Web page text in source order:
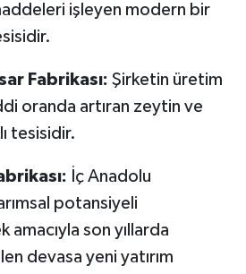
işleyen modern bir
Fabrikası: Şirketin üretim
oranda artıran zeytin ve
tesisidir.
İç Anadolu
potansiyeli
son yıllarda
devasa yeni yatırım